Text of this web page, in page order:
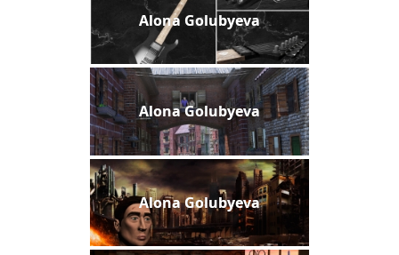
Alona Golubyeva
Alona Golubyeva
Alona Golubyeva